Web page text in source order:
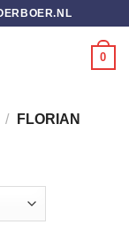
0
/ FLORIAN